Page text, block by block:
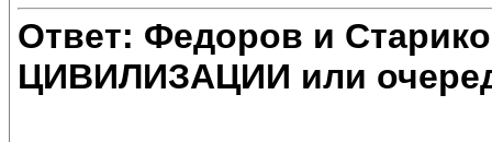
Ответ: Федоров и
ЦИВИЛИЗАЦИИ или